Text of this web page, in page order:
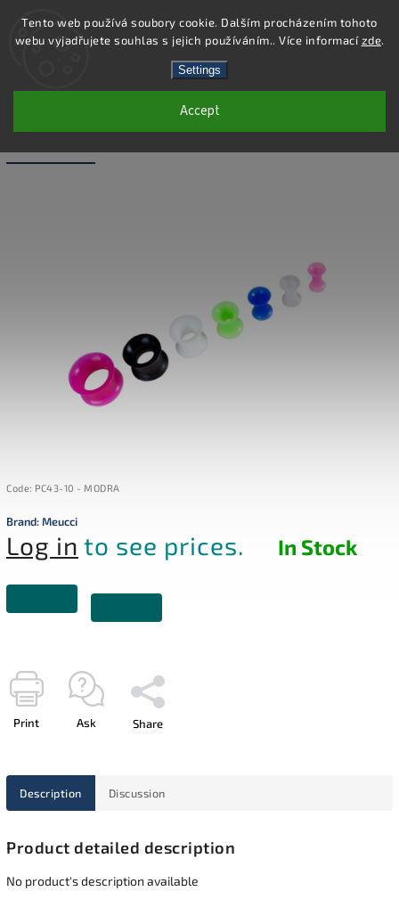
Tento web používá soubory cookie. Dalším procházením tohoto
webu vyjadřujete souhlas s jejich používáním.. Více informacízde.
Settings
Accept
Search
PC43-10 - PIERCING TUNEL - MODRÁ -
Code: PC43-10 - MODRA
Brand:Meucci
Log in to see prices. In Stock
Print Ask Share
Description Discussion
Product detailed description
No product's description available